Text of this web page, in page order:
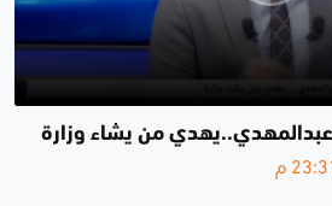
من يشاء وزارة